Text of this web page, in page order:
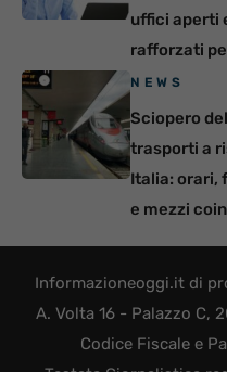
uffici aperti
rafforzati
NEWS
Sciopero
trasporti a
Italia: orari,
e mezzi
Informazioneoggi.it di
A. Volta 16 - Palazzo C,
Codice Fiscale e